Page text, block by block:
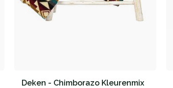
Deken - Chimborazo Kleurenmix